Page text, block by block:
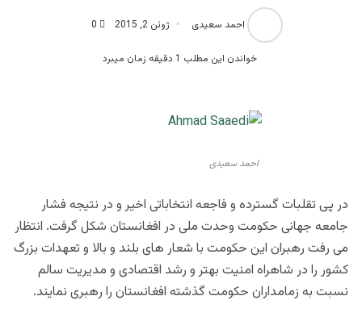
احمد سعیدی ژوئن 2, 2015 0
خواندن این مطلب 1 دقیقه زمان میبرد
احمد سعیدی
در پی تقلبات گسترده و فاجعه انتخاباتی اخیر و در نتیجه فشار
جامعه جهانی حکومت وحدت ملی در افغانستان شکل گرفت. انتظار
می رفت رهبران این حکومت با شعار های بلند و بالا و تعهدات بزرگ
کشور را در شاهراه امنیت بهتر و رشد اقتصادی و مدیریت سالم
نسبت به زمامداران حکومت گذشته افغانستان را رهبری نمایند.